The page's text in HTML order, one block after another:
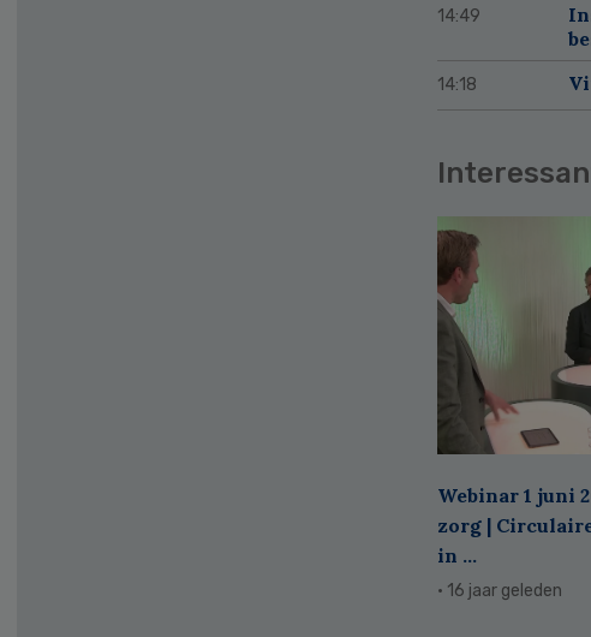
14:49
14:18
Webinar 1 juni
zorg |
in ...
· 16 jaar geleden